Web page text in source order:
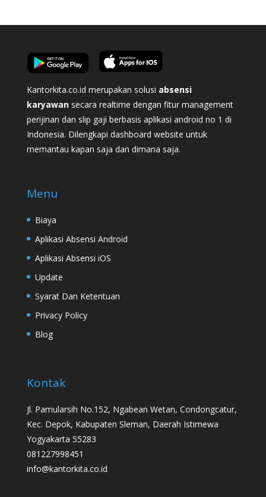
Kantorkita.co.id merupakan solusi absensi
karyawan secara realtime dengan fitur management
perijinan dan slip gaji berbasis aplikasi android no 1 di
Indonesia. Dilengkapi dashboard website untuk
memantau kapan saja dan dimana saja.
Menu
Biaya
Aplikasi Absensi Android
Aplikasi Absensi iOS
Update
Syarat Dan Ketentuan
Privacy Policy
Blog
Kontak
Jl. Pamularsih No.152, Ngabean Wetan, Condongcatur,
Kec. Depok, Kabupaten Sleman, Daerah Istimewa
Yogyakarta 55283
081227998451
info@kantorkita.co.id